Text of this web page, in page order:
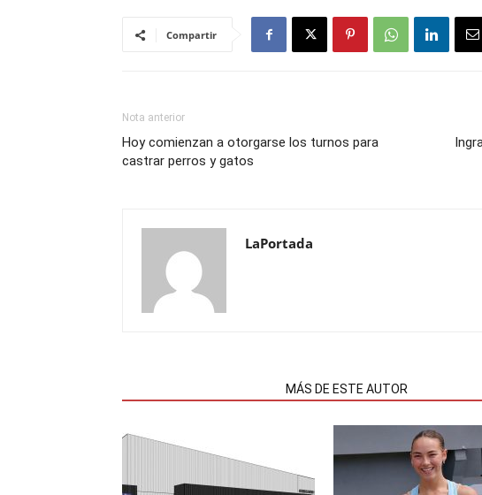
Compartir
Nota anterior
Hoy comienzan a otorgarse los turnos para
castrar perros y gatos
LaPortada
MÁS DE ESTE AUTOR